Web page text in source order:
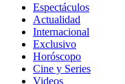
Espectáculos
Actualidad
Internacional
Exclusivo
Horóscopo
Cine y Series
Videos